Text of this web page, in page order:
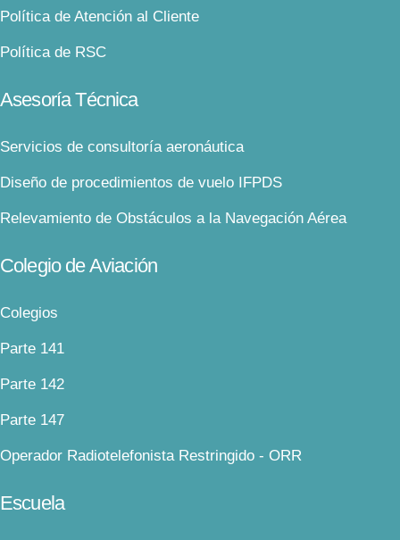
Política de Atención al Cliente
Política de RSC
Asesoría Técnica
Servicios de consultoría aeronáutica
Diseño de procedimientos de vuelo IFPDS
Relevamiento de Obstáculos a la Navegación Aérea
Colegio de Aviación
Colegios
Parte 141
Parte 142
Parte 147
Operador Radiotelefonista Restringido - ORR
Escuela